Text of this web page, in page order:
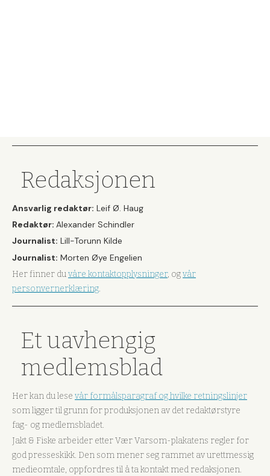
Redaksjonen
Ansvarlig redaktør: Leif Ø. Haug
Redaktør: Alexander Schindler
Journalist: Lill-Torunn Kilde
Journalist: Morten Øye Engelien
Her finner duvåre kontaktopplysninger, ogvår
personvernerklæring.
Et uavhengig
medlemsblad
Her kan du lese vår formålsparagraf og hvilke retningslinjer
som ligger til grunn for produksjonen av det redaktørstyre
fag- og medlemsbladet.
Jakt & Fiske arbeider etter Vær Varsom-plakatens regler for
god presseskikk. Den som mener seg rammet av urettmessig
medieomtale, oppfordres til å ta kontakt med redaksjonen.